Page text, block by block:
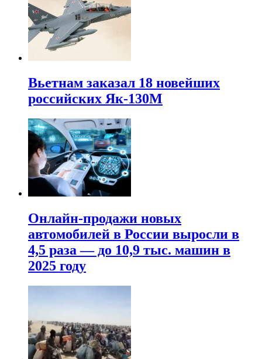
Вьетнам заказал 18 новейших
российских Як-130М
Онлайн-продажи новых
автомобилей в России выросли в
4,5 раза — до 10,9 тыс. машин в
2025 году